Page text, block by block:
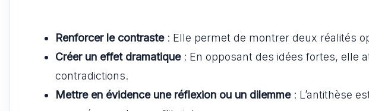
Renforcer le contraste: Elle permet de montrer deux réalités
Créer un effet dramatique: En opposant des idées fortes, elle
contradictions.
Mettre en évidence une réflexion ou un dilemme: L’antithèse